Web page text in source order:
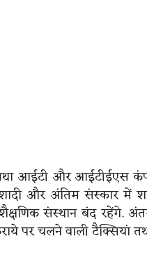
आईटी और आईटीईएस
और अंतिम संस्कार में
शैक्षणिक संस्थान बंद रहेंगे.
पर चलने वाली टैक्सियां